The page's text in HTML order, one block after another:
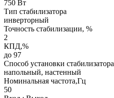
750 Вт
Тип стабилизатора
инверторный
Точность стабилизации, %
2
КПД,%
до 97
Способ установки стабилизатора
напольный, настенный
Номинальная частота,Гц
50